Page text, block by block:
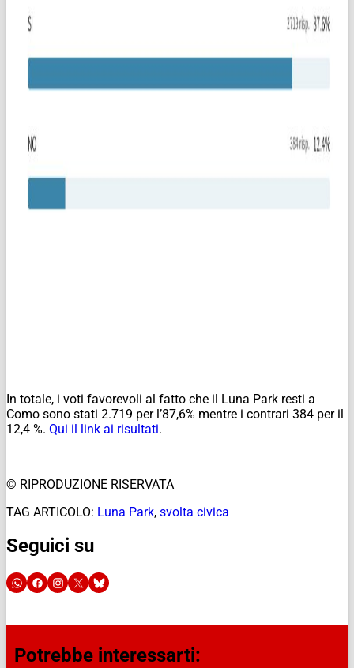
In totale, i voti favorevoli al fatto che il Luna Park resti a
Como sono stati 2.719 per l’87,6% mentre i contrari 384 per il
12,4 %. Qui il link ai risultati.
© RIPRODUZIONE RISERVATA
TAG ARTICOLO: Luna Park, svolta civica
Seguici su
Potrebbe interessarti: